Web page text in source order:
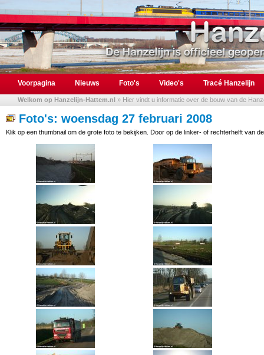
Voorpagina Nieuws Foto's Video's Tracé Hanzelijn
Welkom op Hanzelijn-Hattem.nl » Hier vindt u informatie over de bouw van de
Foto's: woensdag 27 februari 2008
Klik op een thumbnail om de grote foto te bekijken. Door op de linker- of rechterhelft van